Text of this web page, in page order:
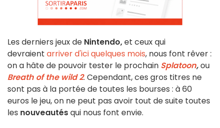
Les derniers jeux de Nintendo,et ceux qui
devraient arriver d'ici quelques mois, nous font rêver :
on a hâte de pouvoir tester le prochain Splatoon,ou
Breath of the wild 2. Cependant, ces gros titres ne
sont pas à la portée de toutes les bourses : à 60
euros le jeu, on ne peut pas avoir tout de suite toutes
les nouveautésqui nous font envie.